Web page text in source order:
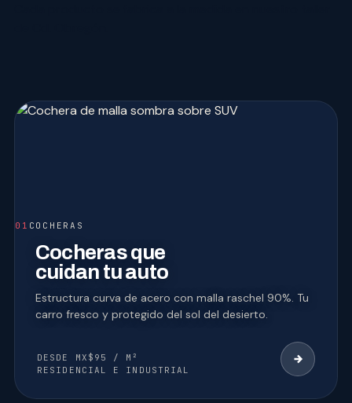
01 COCHERAS
Cocheras que
cuidan tu auto
Estructura curva de acero con malla raschel 90%. Tu
carro fresco y protegido del sol del desierto.
DESDE MX$95 / M²
RESIDENCIAL E INDUSTRIAL